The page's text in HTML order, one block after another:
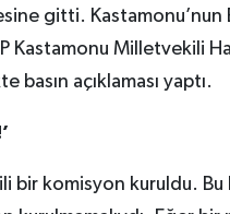
gitti.
Milletvekili
basın açıklaması yaptı.
bir komisyon kuruldu.